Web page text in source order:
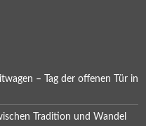
– Tag der offenen Tür in
Tradition und Wandel